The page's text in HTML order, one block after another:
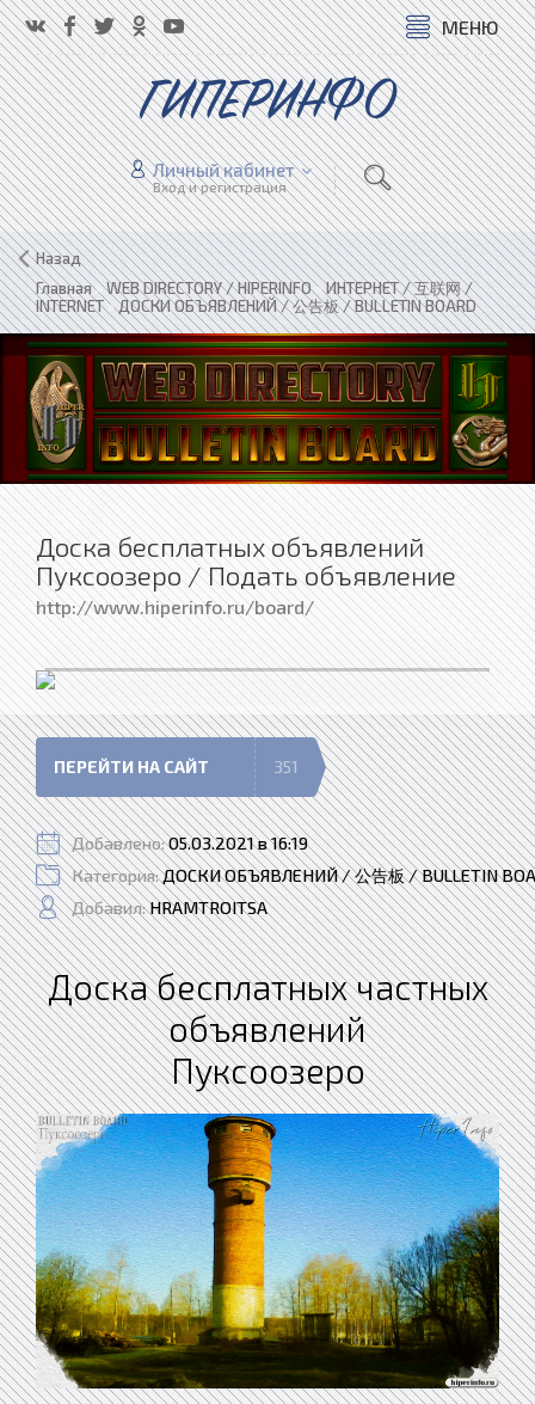
МЕНЮ
ГИПЕРИНФО
Личный кабинет
Вход и регистрация
Назад
Главная»WEB DIRECTORY / HIPERINFO»ИНТЕРНЕТ / 互联网 /
INTERNET»ДОСКИ ОБЪЯВЛЕНИЙ / 公告板 / BULLETIN BOARD
Доска бесплатных объявлений
Пуксоозеро / Подать объявление
http://www.hiperinfo.ru/board/
ПЕРЕЙТИ НА САЙТ 351
Добавлено:05.03.2021 в 16:19
Категория:ДОСКИ ОБЪЯВЛЕНИЙ / 公告板 / BULLETIN
Добавил:HRAMTROITSA
Доска бесплатных частных
объявлений
Пуксоозеро